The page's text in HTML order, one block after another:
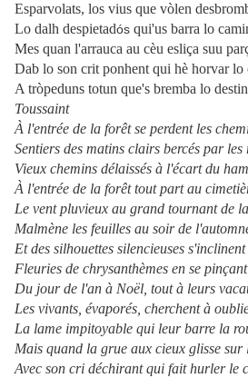
Esparvolats, los vius que vòlen
Lo dalh despietadós qui'us barra lo
Mes quan l'arrauca au cèu esliça suu
Dab lo son crit ponhent qui hè horvar lo
A tròpeduns totun que's bremba lo
Toussaint
À l'entrée de la forêt se perdent les
Sentiers des matins clairs bercés par les
Vieux chemins délaissés à l'écart du
À l'entrée de la forêt tout part au
Le vent pluvieux au grand tournant de
Malmène les feuilles au soir de
Et des silhouettes silencieuses
Fleuries de chrysanthèmes en se
Du jour de l'an à Noël, tout à leurs
Les vivants, évaporés, cherchent à
La lame impitoyable qui leur barre la
Mais quand la grue aux cieux glisse sur
Avec son cri déchirant qui fait hurler le